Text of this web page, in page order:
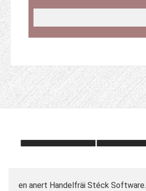
en anert Handelfräi Stéck Software.